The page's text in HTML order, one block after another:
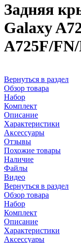
Задняя
Galaxy
A725F/
Вернуться в раздел
Обзор товара
Набор
Комплект
Описание
Характеристики
Аксессуары
Отзывы
Похожие товары
Наличие
Файлы
Видео
Вернуться в раздел
Обзор товара
Набор
Комплект
Описание
Характеристики
Аксессуары